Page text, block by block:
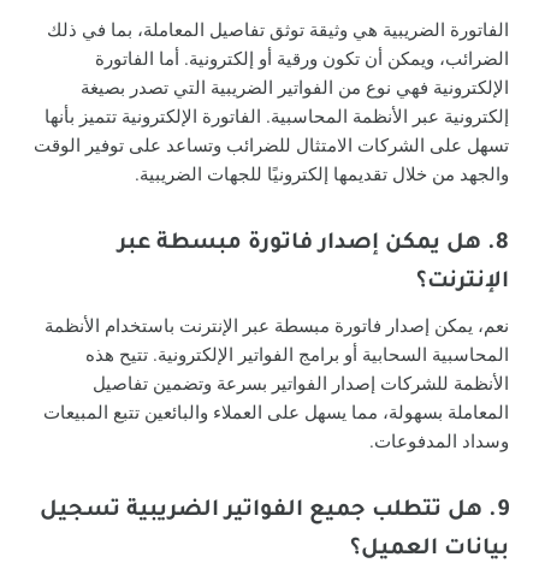
الفاتورة الضريبية هي وثيقة توثق تفاصيل المعاملة، بما في ذلك
الضرائب، ويمكن أن تكون ورقية أو إلكترونية. أما الفاتورة
الإلكترونية فهي نوع من الفواتير الضريبية التي تصدر بصيغة
إلكترونية عبر الأنظمة المحاسبية. الفاتورة الإلكترونية تتميز بأنها
تسهل على الشركات الامتثال للضرائب وتساعد على توفير الوقت
والجهد من خلال تقديمها إلكترونيًا للجهات الضريبية.
8. هل يمكن إصدار فاتورة مبسطة عبر
الإنترنت؟
نعم، يمكن إصدار فاتورة مبسطة عبر الإنترنت باستخدام الأنظمة
المحاسبية السحابية أو برامج الفواتير الإلكترونية. تتيح هذه
الأنظمة للشركات إصدار الفواتير بسرعة وتضمين تفاصيل
المعاملة بسهولة، مما يسهل على العملاء والبائعين تتبع المبيعات
وسداد المدفوعات.
9. هل تتطلب جميع الفواتير الضريبية تسجيل
بيانات العميل؟